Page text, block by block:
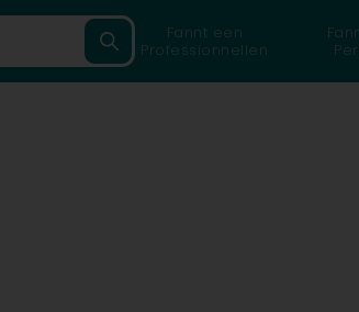
Fannt een
Professionnellen